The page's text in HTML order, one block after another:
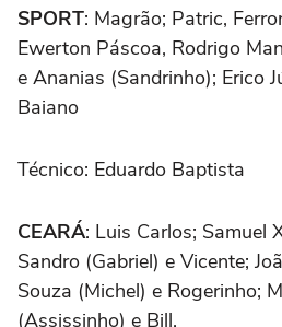
SPORT: Magrão; Patric,
Ewerton Páscoa, Rodrigo
e Ananias (Sandrinho); Erico
Baiano
Técnico: Eduardo Baptista
CEARÁ: Luis Carlos; Samuel
Sandro (Gabriel) e Vicente;
Souza (Michel) e Rogerinho;
(Assissinho) e Bill.